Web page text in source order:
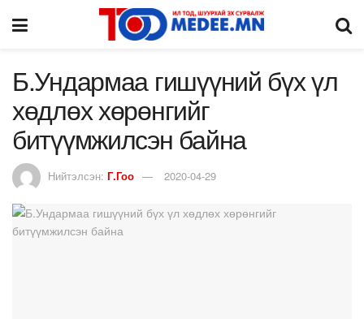
Б.Ундармаа гишүүний бүх үл
хөдлөх хөрөнгийг
битүүмжилсэн байна
Нийтэлсэн: Г.Гоо 2020-04-29